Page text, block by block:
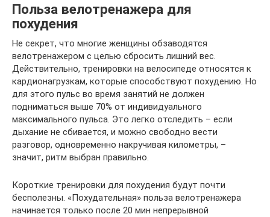
Польза велотренажера для
похудения
Не секрет, что многие женщины обзаводятся
велотренажером с целью сбросить лишний вес.
Действительно, тренировки на велосипеде относятся к
кардионагрузкам, которые способствуют похудению. Но
для этого пульс во время занятий не должен
подниматься выше 70% от индивидуального
максимального пульса. Это легко отследить – если
дыхание не сбивается, и можно свободно вести
разговор, одновременно накручивая километры, –
значит, ритм выбран правильно.
Короткие тренировки для похудения будут почти
бесполезны. «Похудательная» польза велотренажера
начинается только после 20 мин непрерывной